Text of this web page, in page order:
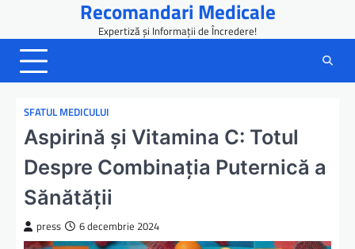
content
Recomandari Medicale
Expertiză și Informații de Încredere!
SFATUL MEDICULUI
Aspirină și Vitamina C: Totul
Despre Combinația Puternică a
Sănătății
press 6 decembrie 2024